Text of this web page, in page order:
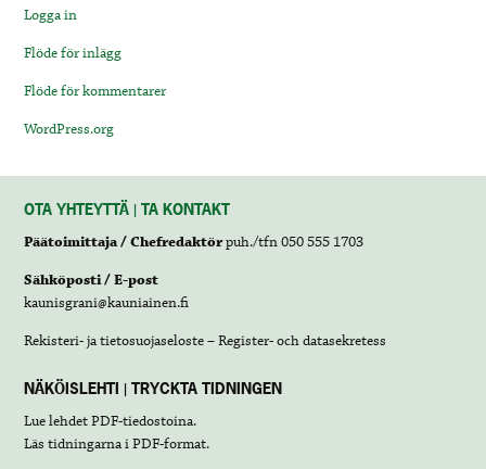
Logga in
Flöde för inlägg
Flöde för kommentarer
WordPress.org
OTA YHTEYTTÄ | TA KONTAKT
Päätoimittaja / Chefredaktörpuh./tfn 050 555 1703
Sähköposti / E-post
kaunisgrani@kauniainen.fi
Rekisteri- ja tietosuojaseloste – Register- och datasekretess
NÄKÖISLEHTI | TRYCKTA TIDNINGEN
Lue lehdetPDF-tiedostoina.
Läs tidningarna iPDF-format.